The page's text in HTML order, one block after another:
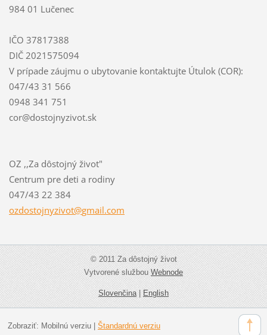
984 01 Lučenec
IČO 37817388
DIČ 2021575094
V prípade záujmu o ubytovanie kontaktujte Útulok (COR):
047/43 31 566
0948 341 751
cor@dostojnyzivot.sk
OZ ,,Za dôstojný život"
Centrum pre deti a rodiny
047/43 22 384
ozdostojnyzivot@gmail.com
© 2011 Za dôstojný život
Vytvorené službouWebnode
Slovenčina|English
Zobraziť: Mobilnú verziu| Štandardnú verziu